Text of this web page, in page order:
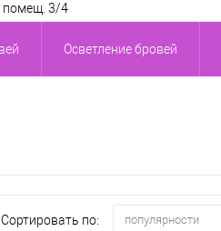
помещ. 3/4
Осветление бровей
Сортировать по: популярности